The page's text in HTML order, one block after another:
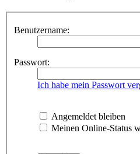
Benutzername:
Passwort:
Ich habe mein Passwort
Angemeldet bleiben
Meinen Online-Status